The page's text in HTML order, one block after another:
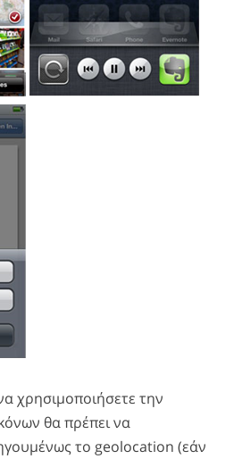
χρησιμοποιήσετε την
θα πρέπει να
το geolocation (εάν